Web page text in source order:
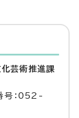
芸術推進課
号：052-